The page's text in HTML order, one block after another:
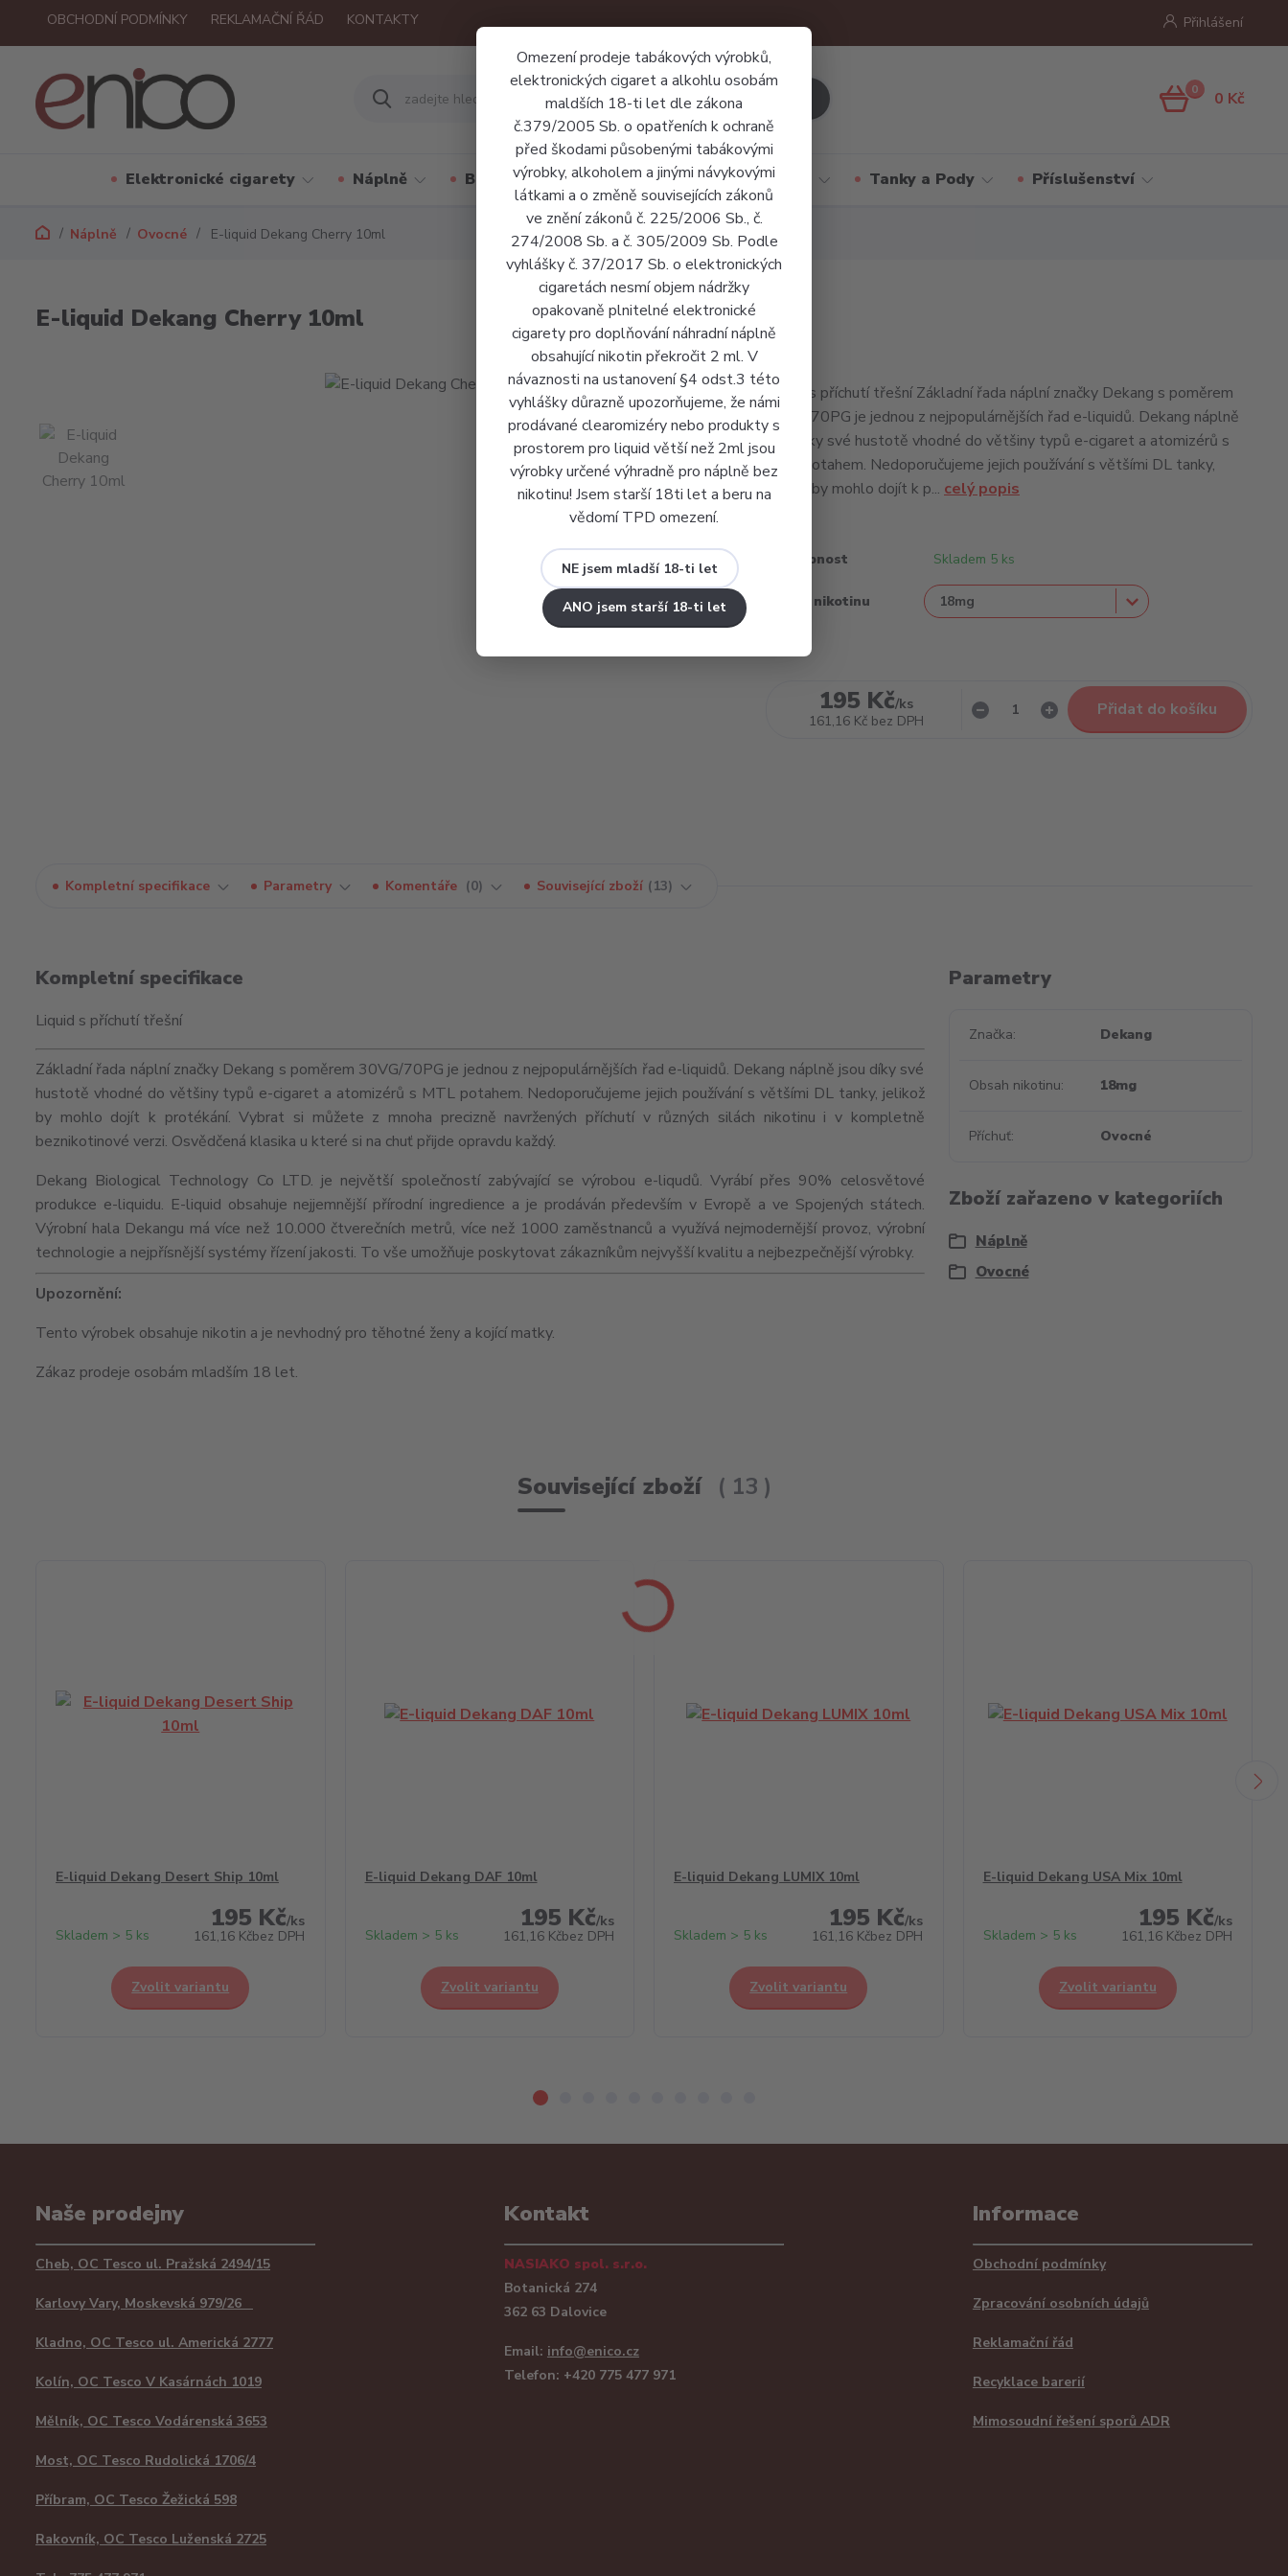
Omezení prodeje tabákových výrobků,
elektronických cigaret a alkohlu osobám
maldších 18-ti let dle zákona
č.379/2005 Sb. o opatřeních k ochraně
před škodami působenými tabákovými
výrobky, alkoholem a jinými návykovými
látkami a o změně souvisejících zákonů
ve znění zákonů č. 225/2006 Sb., č.
274/2008 Sb. a č. 305/2009 Sb. Podle
vyhlášky č. 37/2017 Sb. o elektronických
cigaretách nesmí objem nádržky
opakovaně plnitelné elektronické
cigarety pro doplňování náhradní náplně
obsahující nikotin překročit 2 ml. V
návaznosti na ustanovení §4 odst.3 této
vyhlášky důrazně upozorňujeme, že námi
prodávané clearomizéry nebo produkty s
prostorem pro liquid větší než 2ml jsou
výrobky určené výhradně pro náplně bez
nikotinu! Jsem starší 18ti let a beru na
vědomí TPD omezení.
NE jsem mladší 18-ti let
ANO jsem starší 18-ti let
OBCHODNÍ PODMÍNKY REKLAMAČNÍ ŘÁD KONTAKTY Přihlášení
0 0 Kč
Elektronické cigarety Náplně Báze a příchutě Jednorázové cigarety Tanky a Pody Příslušenství
Náplně Ovocné E-liquid Dekang Cherry 10ml
E-liquid Dekang Cherry 10ml
Liquid s příchutí třešní Základní řada náplní značky Dekang s poměrem
30VG/70PG je jednou z nejpopulárnějších řad e-liquidů. Dekang náplně
jsou díky své hustotě vhodné do většiny typů e-cigaret a atomizérů s
MTL potahem. Nedoporučujeme jejich používání s většími DL tanky,
jelikož by mohlo dojít k p... celý popis
Dostupnost Skladem 5 ks
Obsah nikotinu
195 Kč/ks
161,16 Kč bez DPH
Přidat do košíku
Kompletní specifikace Parametry Komentáře 0 Související zboží 13
Kompletní specifikace
Liquid s příchutí třešní
Základní řada náplní značky Dekang s poměrem 30VG/70PG je jednou z nejpopulárnějších řad e-liquidů. Dekang náplně jsou díky své
hustotě vhodné do většiny typů e-cigaret a atomizérů s MTLpotahem. Nedoporučujeme jejich používání s většími DLtanky, jelikož
by mohlo dojít k protékání. Vybrat si můžete z mnoha precizně navržených příchutí v různých silách nikotinu i v kompletně
beznikotinové verzi. Osvědčená klasika u které si na chuť přijde opravdu každý.
Dekang Biological Technology Co LTD. je největší společností zabývající se výrobou e-liqudů. Vyrábí přes 90% celosvětové
produkce e-liquidu. E-liquid obsahuje nejjemnější přírodní ingredience a je prodáván především v Evropě a ve Spojených státech.
Výrobní hala Dekangu má více než 10.000 čtverečních metrů, více než 1000 zaměstnanců a využívá nejmodernější provoz, výrobní
technologie a nejpřísnější systémy řízení jakosti. To vše umožňuje poskytovat zákazníkům nejvyšší kvalitu a nejbezpečnější výrobky.
Upozornění:
Tento výrobek obsahuje nikotin a je nevhodný pro těhotné ženy a kojící matky.
Zákaz prodeje osobám mladším 18 let.
Parametry
Značka Dekang
Obsah nikotinu 18mg
Příchuť Ovocné
Zboží zařazeno v kategoriích
Náplně
Ovocné
Související zboží 13
E-liquid Dekang Desert Ship 10ml
195 Kč/ks
161,16 Kčbez DPH
Skladem > 5 ks
Zvolit variantu
E-liquid Dekang DAF 10ml
195 Kč/ks
161,16 Kčbez DPH
Skladem > 5 ks
Zvolit variantu
E-liquid Dekang LUMIX 10ml
195 Kč/ks
161,16 Kčbez DPH
Skladem > 5 ks
Zvolit variantu
E-liquid Dekang USA Mix 10ml
195 Kč/ks
161,16 Kčbez DPH
Skladem > 5 ks
Zvolit variantu
Naše prodejny
Cheb, OC Tesco ul. Pražská 2494/15
Karlovy Vary, Moskevská 979/26
Kladno, OC Tesco ul. Americká 2777
Kolín, OC Tesco V Kasárnách 1019
Mělník, OC Tesco Vodárenská 3653
Most, OC Tesco Rudolická 1706/4
Příbram, OC Tesco Žežická 598
Rakovník, OC Tesco Luženská 2725
Kontakt
NASIAKO spol. s.r.o.
Botanická 274
362 63 Dalovice
Email: info@enico.cz
Telefon: +420 775 477 971
Informace
Obchodní podmínky
Zpracování osobních údajů
Reklamační řád
Recyklace barerií
Mimosoudní řešení sporů ADR